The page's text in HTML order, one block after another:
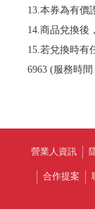
13.本券為有價
14.商品兌換後
15.若兌換時有
6963 (服務時
營業人資訊
合作提案